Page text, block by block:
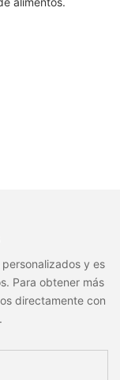
y es
Para obtener más
directamente con